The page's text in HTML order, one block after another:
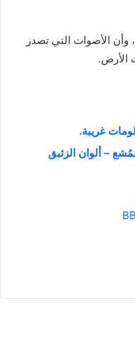
وأن الأصوات التي تصدر
الأرض.
غريبة.
– ألوان الزئبق